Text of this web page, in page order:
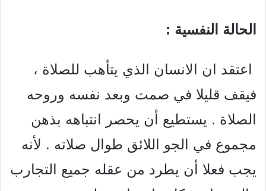
الحالة النفسية :
اعتقد ان الانسان الذي يتأهب للصلاة ،
فيقف قليلا في صمت وبعد نفسه وروحه
الصلاة . يستطيع أن يحصر انتباهه بذهن
مجموع في الجو اللائق طوال صلاته . لأنه
يجب فعلا أن يطرد من عقله جميع التجارب